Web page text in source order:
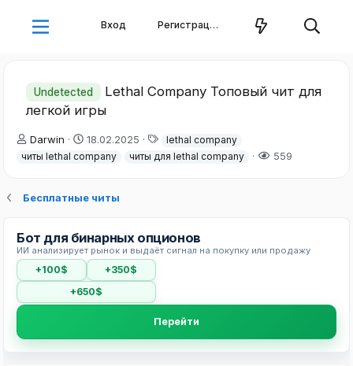
Вход Регистрация
Undetected
Lethal Company Топовый чит для
легкой игры
А
в
р
м
ы
Darwin
Д
а
н
а
л
а
18.02.2025
Т
е
lethal company
читы lethal company
читы для lethal company 559
Бесплатные читы
Бот для бинарных опционов
ИИ анализирует рынок и выдаёт сигнал на покупку или продажу
+100$
+350$
+650$
Перейти